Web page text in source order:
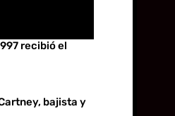
recibió el
bajista y